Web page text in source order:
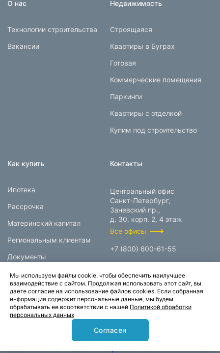
О нас
Технологии строительства
Вакансии
Недвижимость
Строящаяся
Квартиры в Буграх
Готовая
Коммерческие помещения
Паркинги
Квартиры с отделкой
Купим под строительство
Как купить
Ипотека
Рассрочка
Материнский капитал
Региональным клиентам
Документы
Контакты
Центральный офис
Санкт-Петербург,
Заневский пр.,
д. 30, корп. 2, 4 этаж
Все офисы
+7 (800) 600-61-55
© 1995-2026.
Группа компаний «Прок»
Политика конфиденциальности
Мы используем файлы cookie, чтобы обеспечить наилучшее
взаимодействие с сайтом. Продолжая использовать этот сайт, вы
даете согласие на использование файлов cookies. Если собранная
информация содержит персональные данные, мы будем
обрабатывать ее всоответствии с нашей Политикой обработки
персональных данных
Согласен